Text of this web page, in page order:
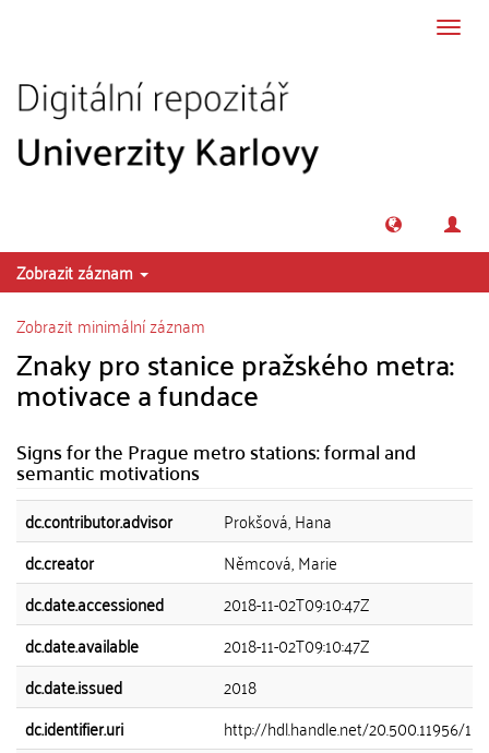
Zobrazit záznam
Zobrazit minimální záznam
Znaky pro stanice pražského metra:
motivace a fundace
Signs for the Prague metro stations: formal and
semantic motivations
dc.contributor.advisor
Prokšová, Hana
dc.creator
Němcová, Marie
dc.date.accessioned
2018-11-02T09:10:47Z
dc.date.available
2018-11-02T09:10:47Z
dc.date.issued
2018
dc.identifier.uri
http://hdl.handle.net/20.500.11956/